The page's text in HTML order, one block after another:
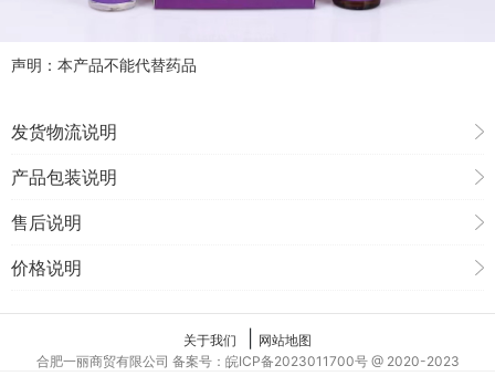
声明：本产品不能代替药品
发货物流说明
产品包装说明
售后说明
价格说明
关于我们
网站地图
合肥一丽商贸有限公司 备案号：皖ICP备2023011700号 @ 2020-2023